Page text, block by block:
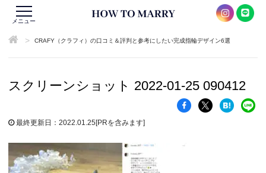
メニュー
> CRAFY（クラフィ）の口コミ＆評判と参考にしたい完成指輪デザイン6選
スクリーンショット 2022-01-25 090412
最終更新日：2022.01.25[PRを含みます]